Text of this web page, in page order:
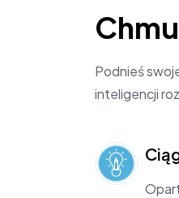
Podnieś
inteligencji